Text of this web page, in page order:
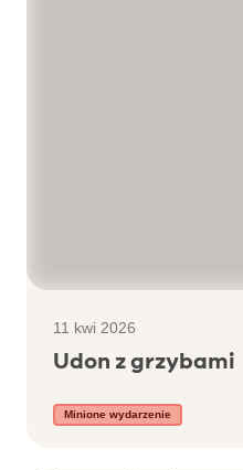
11 kwi 2026
Udon z grzybami
Minione wydarzenie